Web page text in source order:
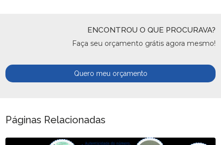
ENCONTROU O QUE PROCURAVA?
Faça seu orçamento grátis agora mesmo!
Quero meu orçamento
Páginas Relacionadas